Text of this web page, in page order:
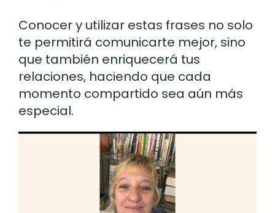
Conocer y utilizar estas frases no solo
te permitirá comunicarte mejor, sino
que también enriquecerá tus
relaciones, haciendo que cada
momento compartido sea aún más
especial.